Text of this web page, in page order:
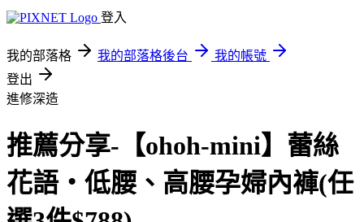
登入
我的部落格 我的部落格後台
我的帳號
登出
進修深造
推薦分享-【ohoh-mini】蕾絲
花語‧低腰、高腰孕婦內褲(任